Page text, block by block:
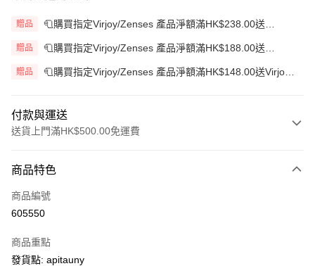
贈品
🧻購買指定Virjoy/Zenses 產品淨額滿HK$238.00送
贈品
🧻購買指定Virjoy/Zenses 產品淨額滿HK$188.00送
贈品
🧻購買指定Virjoy/Zenses 產品淨額滿HK$148.00送Virjoy
付款與運送
送貨上門滿HK$500.00免運費
信用卡
AlipayHK
WeChat Pay
商品特色
商品編號
605550
商品重點
發貨點: apitauny